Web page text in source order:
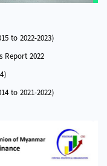
to 2022-2023)
Report 2022
to 2021-2022)